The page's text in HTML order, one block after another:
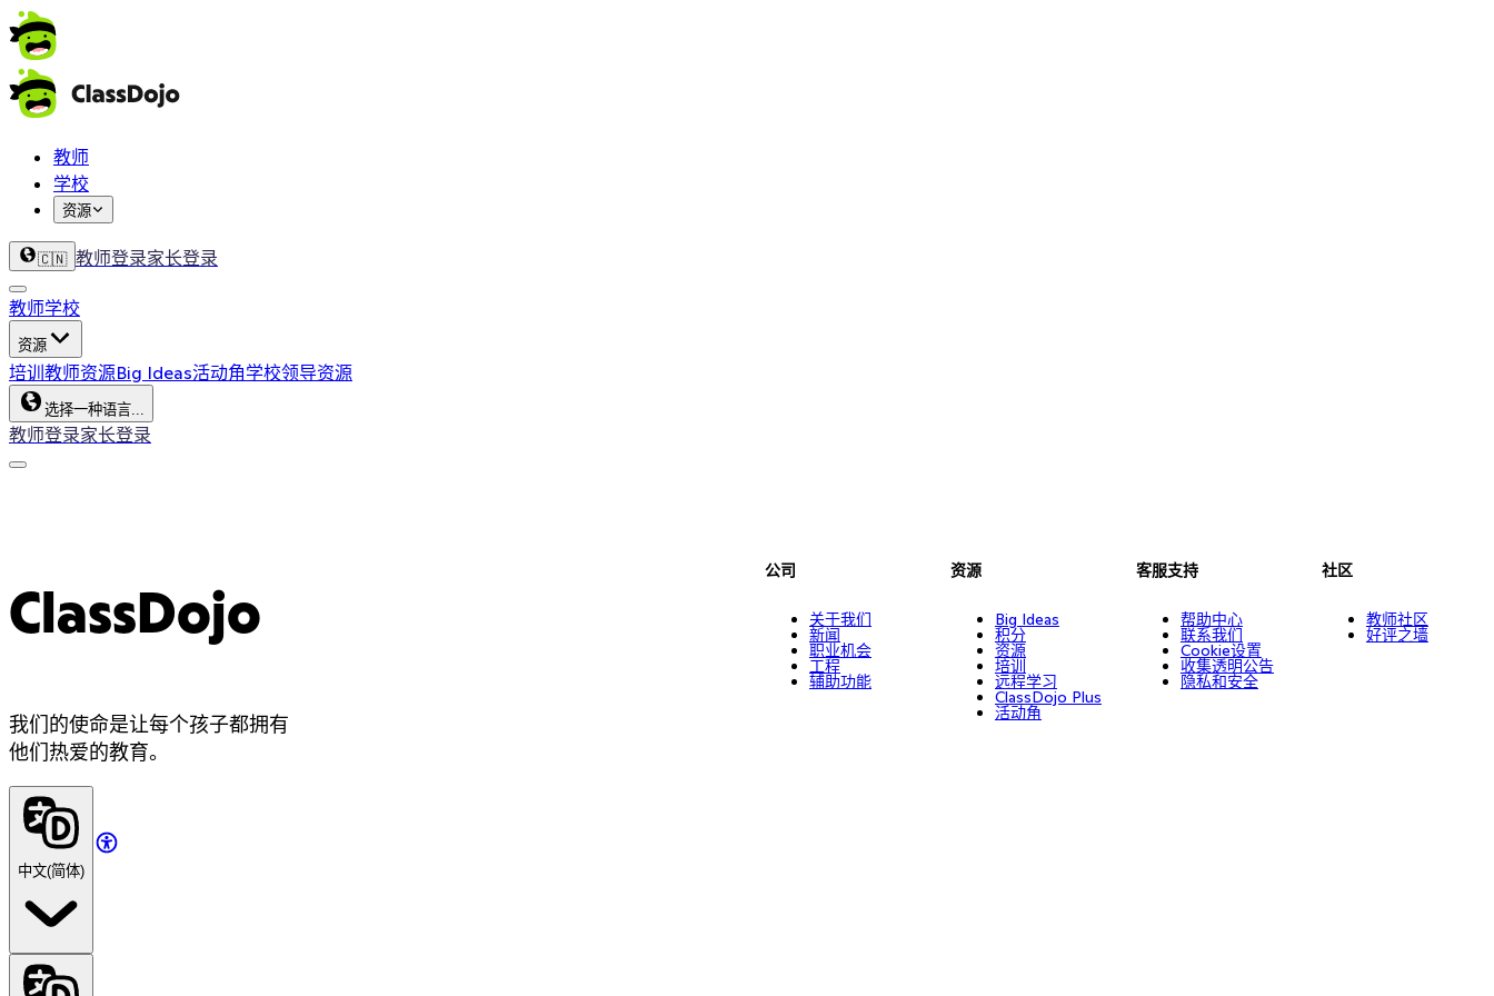
教师
学校
资源
🇨🇳 教师登录家长登录
教师学校
资源
培训 教师资源Big Ideas活动角学校领导资源
选择一种语言...
教师登录家长登录
ClassDojo
我们的使命是让每个孩子都拥有
他们热爱的教育。
中文(简体)
公司
关于我们
新闻
职业机会
工程
辅助功能
资源
Big Ideas
积分
资源
培训
远程学习
ClassDojo Plus
活动角
客服支持
帮助中心
联系我们
Cookie设置
收集透明公告
隐私和安全
社区
教师社区
好评之墙